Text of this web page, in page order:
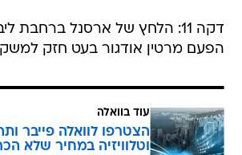
דקה 11: הלחץ של ארסנל ברחבת
הפעם מרטין אודגור בעט חזק
עוד בוואלה
הצטרפו לוואלה פייבר
וטלוויזיה במחיר שלא